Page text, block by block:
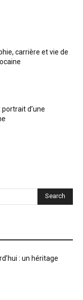
carrière et vie de
d’une
Search
: un héritage